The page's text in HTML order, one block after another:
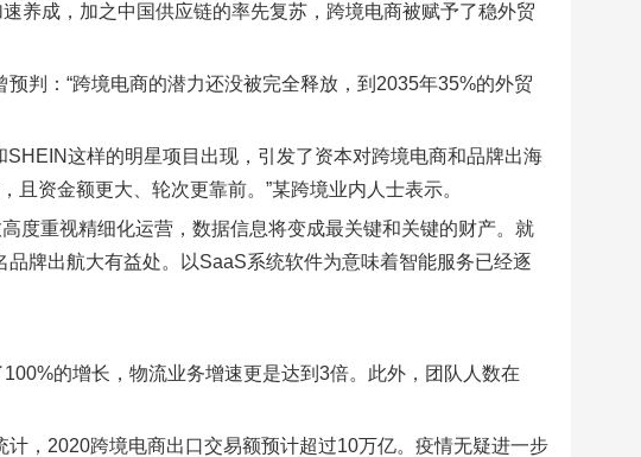
养成，加之中国供应链的率先复苏，跨境电商被赋予了稳外贸
判：“跨境电商的潜力还没被完全释放，到2035年35%的外贸
这样的明星项目出现，引发了资本对跨境电商和品牌出海
资金额更大、轮次更靠前。”某跨境业内人士表示。
度重视精细化运营，数据信息将变成最关键和关键的财产。就
牌出航大有益处。以SaaS系统软件为意味着智能服务已经逐
的增长，物流业务增速更是达到3倍。此外，团队人数在
，2020跨境电商出口交易额预计超过10万亿。疫情无疑进一步